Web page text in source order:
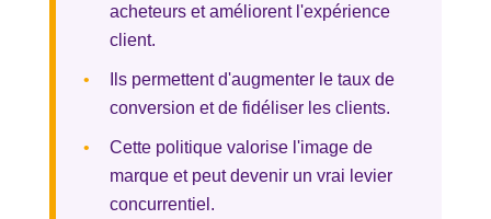
acheteurs et améliorent l'expérience
client.
•
Ils permettent d'augmenter le taux de
conversion et de fidéliser les clients.
•
Cette politique valorise l'image de
marque et peut devenir un vrai levier
concurrentiel.